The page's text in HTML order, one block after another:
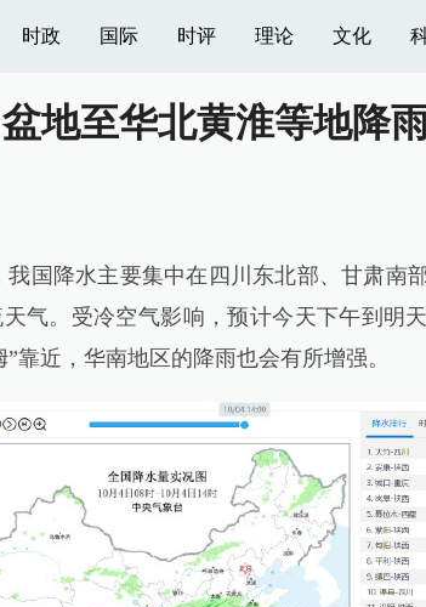
时政 国际 时评 理论 文化
盆地至华北黄淮等地降
我国降水主要集中在四川东北部、甘肃南
气。受冷空气影响，预计今天下午到明
靠近，华南地区的降雨也会有所增强。